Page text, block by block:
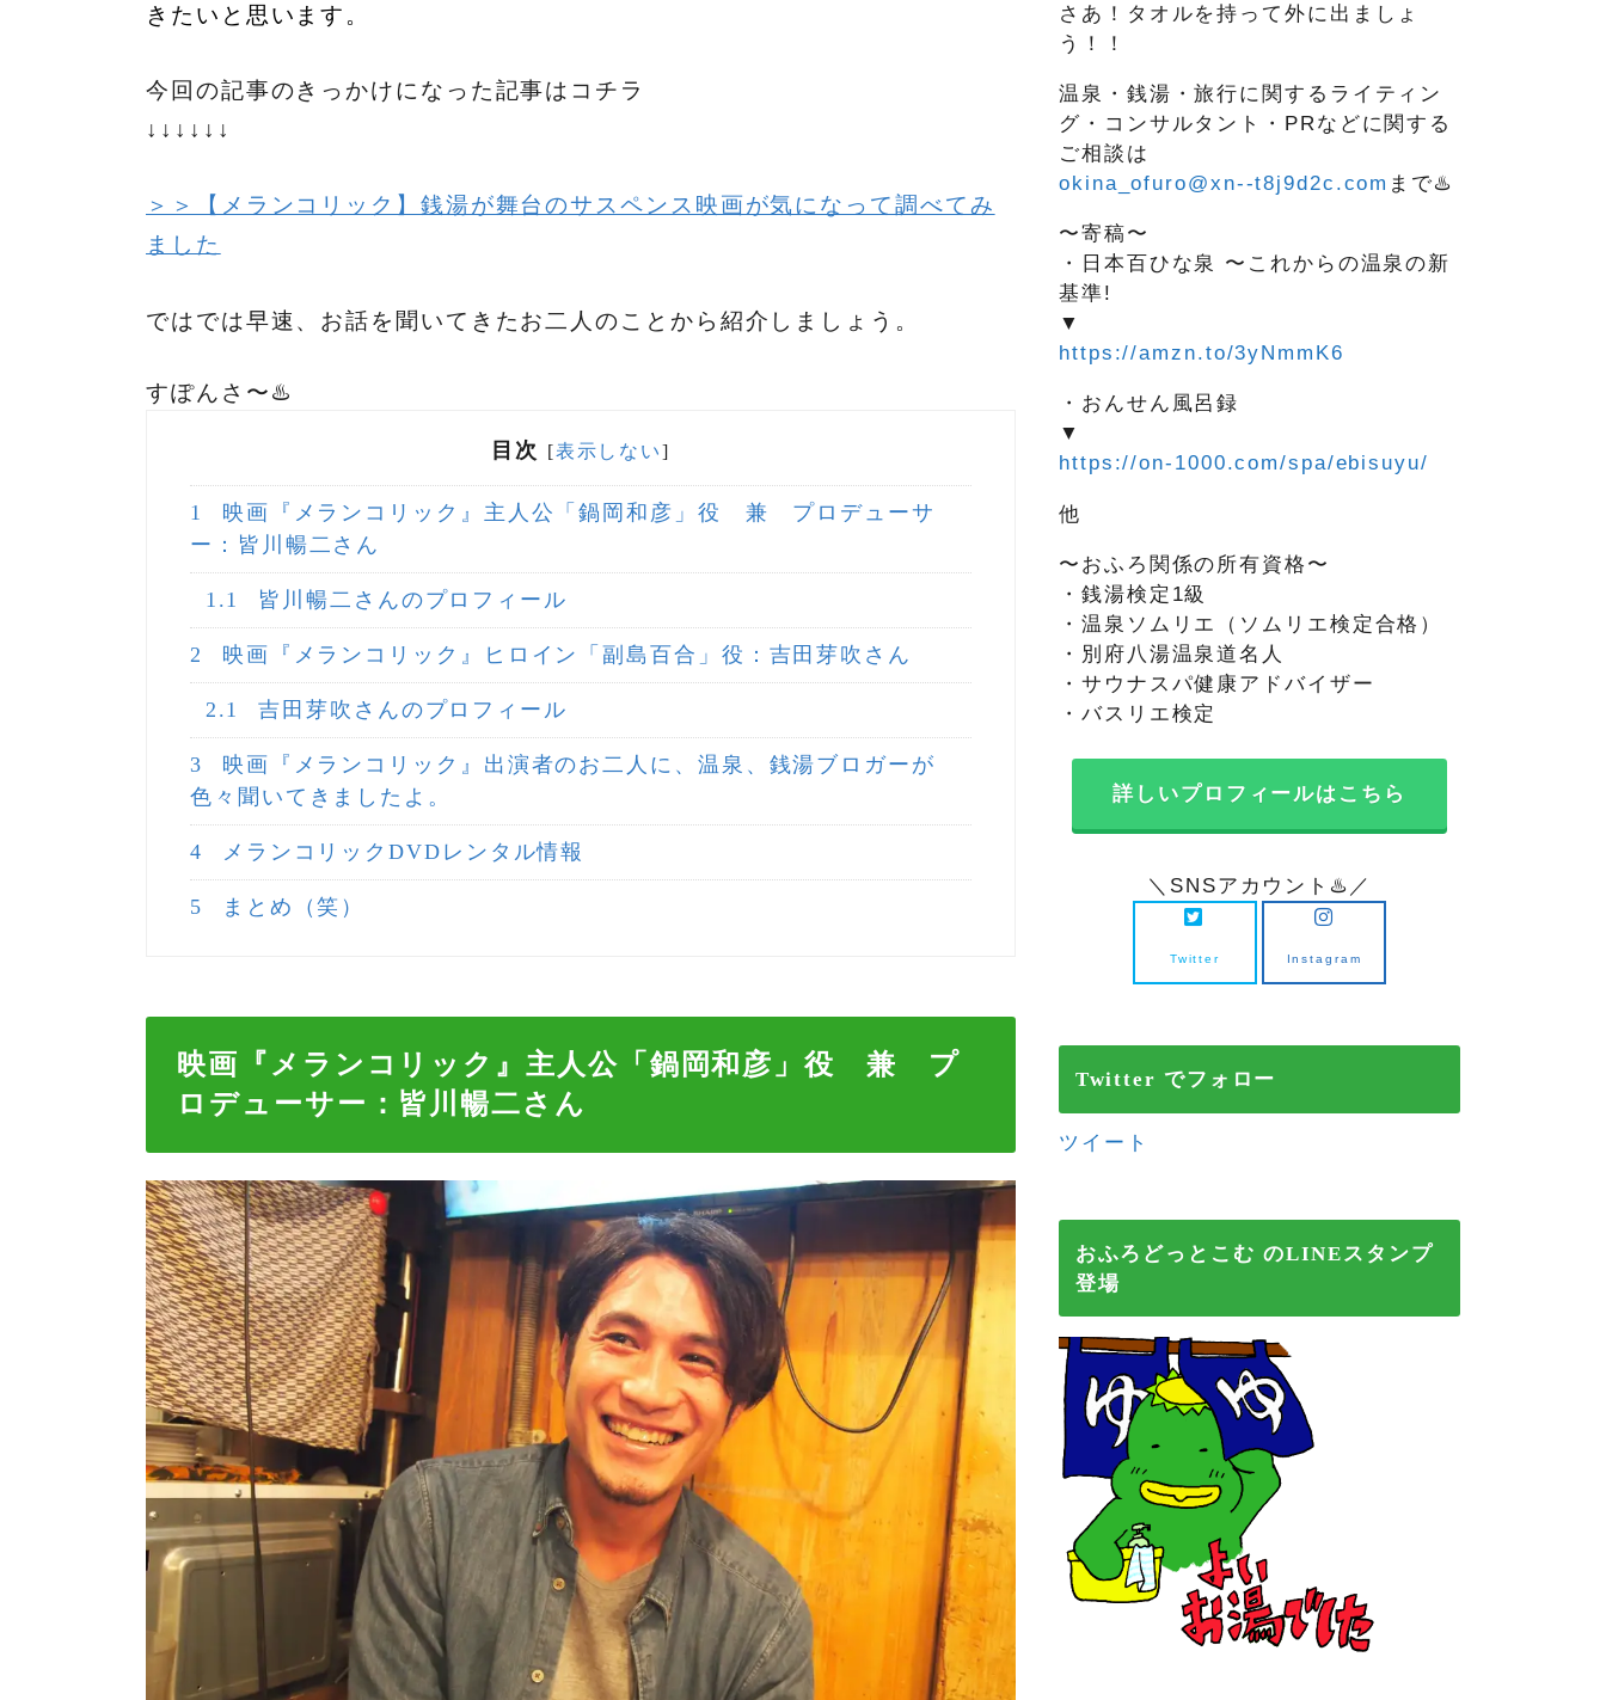
きたいと思います。
今回の記事のきっかけになった記事はコチラ
↓↓↓↓↓↓
＞＞【メランコリック】銭湯が舞台のサスペンス映画が気になって調べてみ
ました
ではでは早速、お話を聞いてきたお二人のことから紹介しましょう。
すぽんさ〜♨️
目次 [表示しない]
1
映画『メランコリック』主人公「鍋岡和彦」役 兼 プロデューサ
ー：皆川暢二さん
1.1 皆川暢二さんのプロフィール
2 映画『メランコリック』ヒロイン「副島百合」役：吉田芽吹さん
2.1 吉田芽吹さんのプロフィール
3
映画『メランコリック』出演者のお二人に、温泉、銭湯ブロガーが
色々聞いてきましたよ。
4 メランコリックDVDレンタル情報
5 まとめ（笑）
映画『メランコリック』主人公「 鍋岡和彦」役 兼 プ
ロデューサー： 皆川暢二さん
さあ！タオルを持って外に出ましょ
う！！
温泉・銭湯・旅行に関するライティン
グ・コンサルタント・PRなどに関する
ご相談は
okina_ofuro@xn--t8j9d2c.com まで♨️
〜寄稿〜
・日本百ひな泉 〜これからの温泉の新
基準!
▼
https://amzn.to/3yNmmK6
・おんせん風呂録
▼
https://on-1000.com/spa/ebisuyu/
他
〜おふろ関係の所有資格〜
・銭湯検定1級
・温泉ソムリエ（ソムリエ検定合格）
・別府八湯温泉道名人
・サウナスパ健康アドバイザー
・バスリエ検定
詳しいプロフィールはこちら
＼SNSアカウント♨️／
Twitter Instagram
Twitter でフォロー
ツイート
おふろどっとこむ のLINEスタンプ
登場